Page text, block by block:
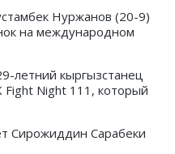
Нуржанов (20-9)
на международном
летний кыргызстанец
Fight Night 111, который
Сирожиддин Сарабеки